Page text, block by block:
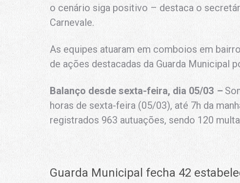
o cenário siga positivo – destaca o
Carnevale.
As equipes atuaram em comboios em
de ações destacadas da Guarda Municipal
Balanço desde sexta-feira, dia 05/03 –
horas de sexta-feira (05/03), até 7h da
registrados 963 autuações, sendo 120
Guarda Municipal fecha 42